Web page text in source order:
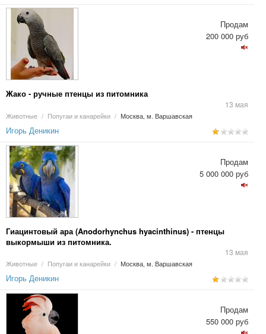
Жако - ручные птенцы из питомника
13 мая
Животные / Попугаи и канарейки / Москва, м. Варшавская
Продам
200 000 руб
Игорь Деникин
Гиацинтовый ара (Anodorhynchus hyacinthinus) - птенцы
выкормыши из питомника.
13 мая
Животные / Попугаи и канарейки / Москва, м. Варшавская
Продам
5 000 000 руб
Игорь Деникин
Продам
550 000 руб